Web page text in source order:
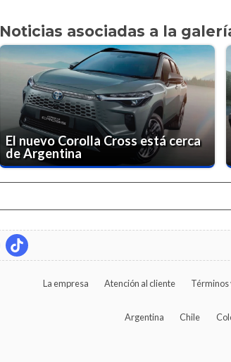
Noticias asociadas a la
El nuevo Corolla Cross está cerca
de Argentina
La empresa Atención al cliente Términos
Argentina Chile